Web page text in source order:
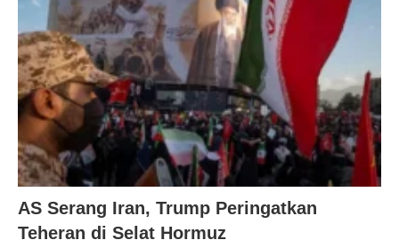
AS Serang Iran, Trump Peringatkan
Teheran di Selat Hormuz